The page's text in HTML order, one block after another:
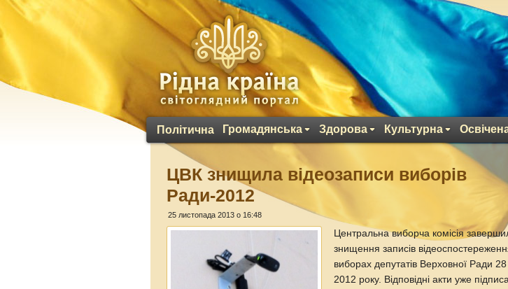
Політична Громадянська Здорова Культурна
ЦВК знищила відеозаписи виборів
Ради-2012
25 листопада 2013 о 16:48
Центральна виборча комісія
знищення записів
виборах депутатів Верховної Ради
2012 року. Відповідні акти уже